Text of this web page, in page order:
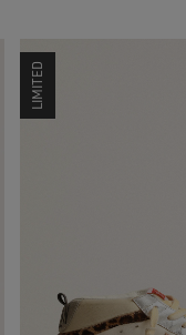
LIMITED